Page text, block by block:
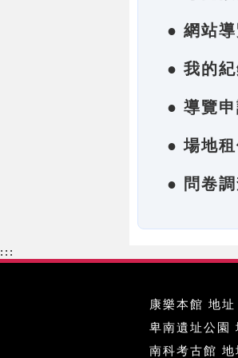
● 網站
● 我的
● 導覽
● 場地
● 問卷
:::
康樂本館 地
卑南遺址公園
南科考古館